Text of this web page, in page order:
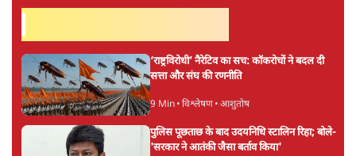
‘राष्ट्रविरोधी’ नैरेटिव का सच: कॉकरोचों ने बदल दी
सत्ता और संघ की रणनीति
9 Min• विश्लेषण• आशुतोष
पुलिस पूछताछ के बाद उदयनिधि स्टालिन रिहा; बोले-
'सरकार ने आतंकी जैसा बर्ताव किया'